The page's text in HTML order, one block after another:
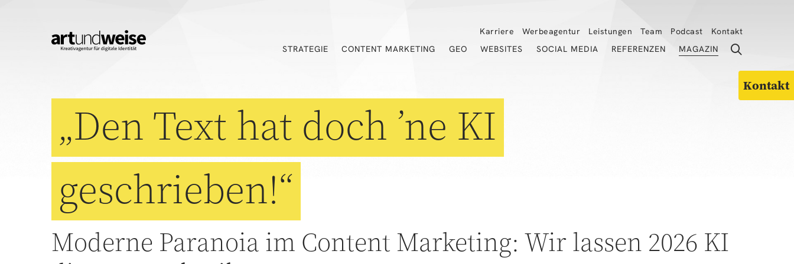
Karriere Werbeagentur Leistungen Team Podcast
Kontakt
STRATEGIE
CONTENT MARKETING GEO WEBSITES SOCIAL MEDIA REFERENZEN MAGAZIN
„Den Text hat doch ’ne KI
geschrieben!“
Moderne Paranoia im Content Marketing: Wir lassen 2026 KI
Kontakt